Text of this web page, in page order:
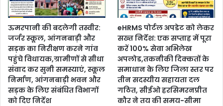
ऊमरपानी की बदलेगी तस्वीर:
जर्जर स्कूल, आंगनबाड़ी और
सड़क का निरीक्षण करने गांव
पहुंचे विधायक,ग्रामीणों से सीधा
संवाद कर सुनी समस्याएं, स्कूल
निर्माण, आंगनबाड़ी भवन और
सड़क के लिए संबंधित विभागों
को दिए निर्देश
eHRMS पोर्टल अपडेट को लेकर
सख्त निर्देश: एक सप्ताह में पूरा
करें 100% सेवा अभिलेख
अपलोड,तकनीकी दिक्कतों के
समाधान के लिए जिला स्तर पर
तीन सदस्यीय सहायता दल
गठित, सीईओ हरसिमरनप्रीत
कौर ने तय की समय-सीमा